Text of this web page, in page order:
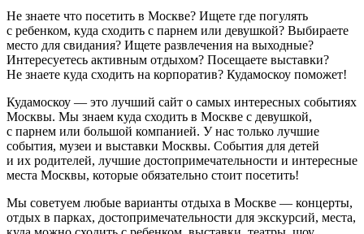
Не знаете что посетить в Москве? Ищете где погулять
с ребенком, куда сходить с парнем или девушкой? Выбираете
место для свидания? Ищете развлечения на выходные?
Интересуетесь активным отдыхом? Посещаете выставки?
Не знаете куда сходить на корпоратив? Кудамоскоу поможет!
Кудамоскоу — это лучший сайт о самых интересных событиях
Москвы. Мы знаем куда сходить в Москве с девушкой,
с парнем или большой компанией. У нас только лучшие
события, музеи и выставки Москвы. События для детей
и их родителей, лучшие достопримечательности и интересные
места Москвы, которые обязательно стоит посетить!
Мы советуем любые варианты отдыха в Москве — концерты,
отдых в парках, достопримечательности для экскурсий, места,